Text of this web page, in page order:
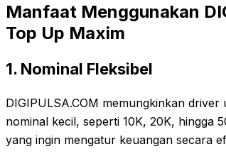
Manfaat Menggunakan
Top Up Maxim
1. Nominal Fleksibel
DIGIPULSA.COM memungkinkan
nominal kecil, seperti 10K, 20K, hingga
yang ingin mengatur keuangan secara